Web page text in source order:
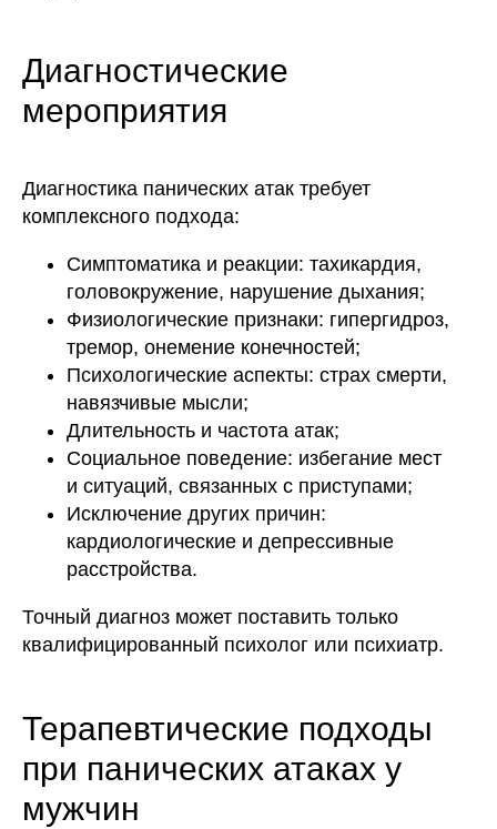
Диагностические
мероприятия
Диагностика панических атак требует
комплексного подхода:
Симптоматика и реакции: тахикардия,
головокружение, нарушение дыхания;
Физиологические признаки: гипергидроз,
тремор, онемение конечностей;
Психологические аспекты: страх смерти,
навязчивые мысли;
Длительность и частота атак;
Социальное поведение: избегание мест
и ситуаций, связанных с приступами;
Исключение других причин:
кардиологические и депрессивные
расстройства.
Точный диагноз может поставить только
квалифицированный психолог или психиатр.
Терапевтические подходы
при панических атаках у
мужчин